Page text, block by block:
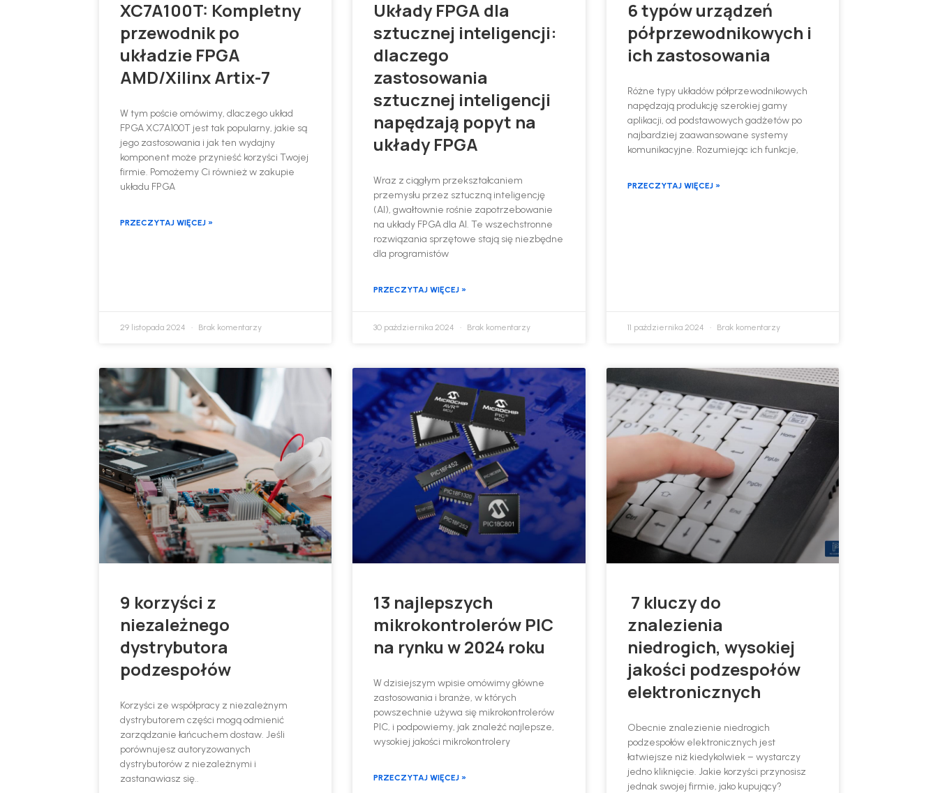
XC7A100T: Kompletny
przewodnik po
układzie FPGA
AMD/Xilinx Artix-7
W tym poście omówimy, dlaczego układ
FPGA XC7A100T jest tak popularny, jakie są
jego zastosowania i jak ten wydajny
komponent może przynieść korzyści Twojej
firmie. Pomożemy Ci również w zakupie
układu FPGA
PRZECZYTAJ WIĘCEJ »
29 listopada 2024 Brak komentarzy
Układy FPGA dla
sztucznej inteligencji:
dlaczego
zastosowania
sztucznej inteligencji
napędzają popyt na
układy FPGA
Wraz z ciągłym przekształcaniem
przemysłu przez sztuczną inteligencję
(AI), gwałtownie rośnie zapotrzebowanie
na układy FPGA dla AI. Te wszechstronne
rozwiązania sprzętowe stają się niezbędne
dla programistów
PRZECZYTAJ WIĘCEJ »
30 października 2024 Brak komentarzy
6 typów urządzeń
półprzewodnikowych i
ich zastosowania
Różne typy układów półprzewodnikowych
napędzają produkcję szerokiej gamy
aplikacji, od podstawowych gadżetów po
najbardziej zaawansowane systemy
komunikacyjne. Rozumiejąc ich funkcje,
PRZECZYTAJ WIĘCEJ »
11 października 2024 Brak komentarzy
9 korzyści z
niezależnego
dystrybutora
podzespołów
Korzyści ze współpracy z niezależnym
dystrybutorem części mogą odmienić
zarządzanie łańcuchem dostaw. Jeśli
porównujesz autoryzowanych
dystrybutorów z niezależnymi i
zastanawiasz się..
13 najlepszych
mikrokontrolerów PIC
na rynku w 2024 roku
W dzisiejszym wpisie omówimy główne
zastosowania i branże, w których
powszechnie używa się mikrokontrolerów
PIC, i podpowiemy, jak znaleźć najlepsze,
wysokiej jakości mikrokontrolery
PRZECZYTAJ WIĘCEJ »
7 kluczy do
znalezienia
niedrogich, wysokiej
jakości podzespołów
elektronicznych
Obecnie znalezienie niedrogich
podzespołów elektronicznych jest
łatwiejsze niż kiedykolwiek – wystarczy
jedno kliknięcie. Jakie korzyści przynosisz
jednak swojej firmie, jako kupujący?